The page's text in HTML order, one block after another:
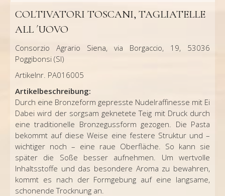
COLTIVATORI TOSCANI, TAGLIATELLE
ALL ´UOVO
Consorzio Agrario Siena, via Borgaccio, 19, 53036
Poggibonsi (SI)
Artikelnr. PA016005
Artikelbeschreibung:
Durch eine Bronzeform gepresste Nudelraffinesse mit Ei
Dabei wird der sorgsam geknetete Teig mit Druck durch
eine traditionelle Bronzegussform gezogen. Die Pasta
bekommt auf diese Weise eine festere Struktur und –
wichtiger noch – eine raue Oberfläche. So kann sie
später die Soße besser aufnehmen. Um wertvolle
Inhaltsstoffe und das besondere Aroma zu bewahren,
kommt es nach der Formgebung auf eine langsame,
schonende Trocknung an.